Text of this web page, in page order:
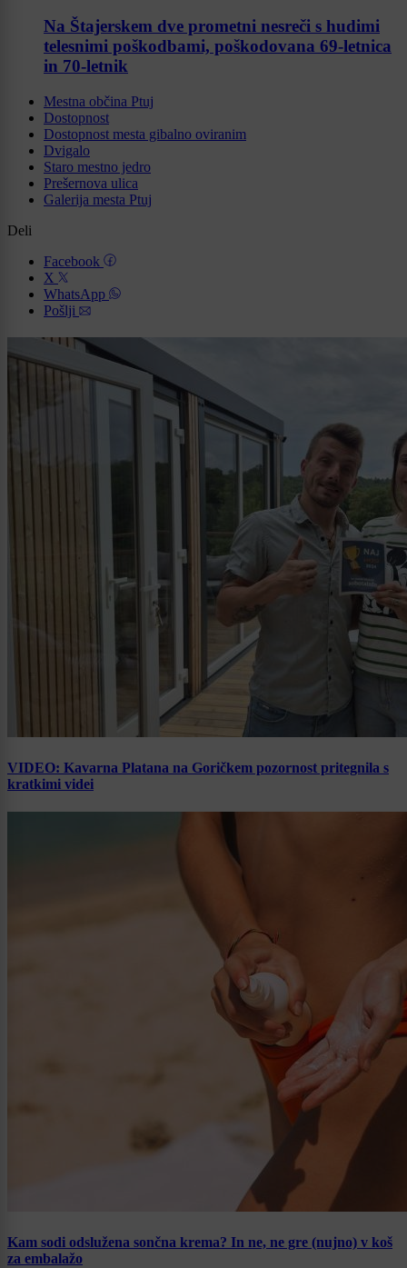
Na Štajerskem dve prometni nesreči s hudimi
telesnimi poškodbami, poškodovana 69-letnica
in 70-letnik
Mestna občina Ptuj
Dostopnost
Dostopnost mesta gibalno oviranim
Dvigalo
Staro mestno jedro
Prešernova ulica
Galerija mesta Ptuj
Deli
Facebook
X
WhatsApp
Pošlji
VIDEO: Kavarna Platana na Goričkem pozornost pritegnila s
kratkimi videi
Kam sodi odslužena sončna krema? In ne, ne gre (nujno) v koš
za embalažo